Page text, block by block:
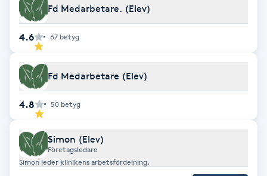
Fet hårbotten
Fettreducering
Fibromassage
Fillers
Fotmassage
Fd Medarbetare. (Elev)
4.6 67 betyg
Fd Medarbetare (Elev)
4.8 50 betyg
Simon (Elev)
Företagsledare
Simon leder klinikens arbetsfördelning.